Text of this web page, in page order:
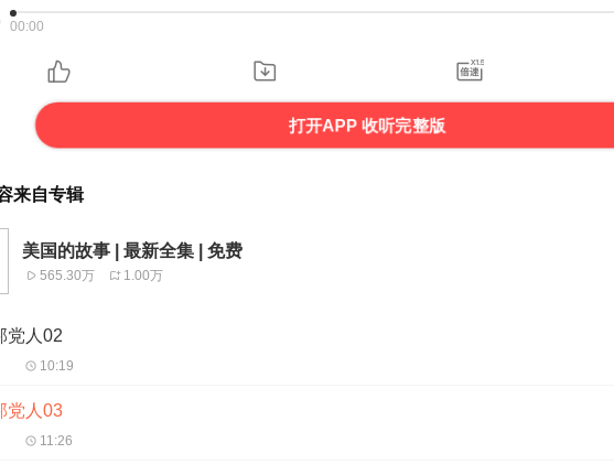
00:00
打开APP 收听完整版
来自专辑
美国的故事 | 最新全集 | 免费
565.30万 1.00万
党人02
10:19
党人03
11:26